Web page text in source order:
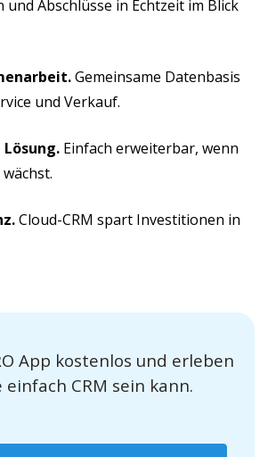
Abschlüsse in Echtzeit im Blick
Gemeinsame Datenbasis
und Verkauf.
Einfach erweiterbar, wenn
Cloud-CRM spart Investitionen in
App kostenlos und erleben
einfach CRM sein kann.